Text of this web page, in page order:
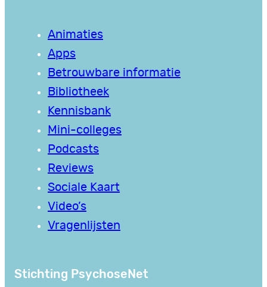
Animaties
Apps
Betrouwbare informatie
Bibliotheek
Kennisbank
Mini-colleges
Podcasts
Reviews
Sociale Kaart
Video’s
Vragenlijsten
Stichting PsychoseNet